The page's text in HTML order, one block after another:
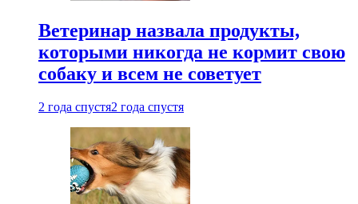
Ветеринар назвала продукты,
которыми никогда не кормит свою
собаку и всем не советует
2 года спустя2 года спустя